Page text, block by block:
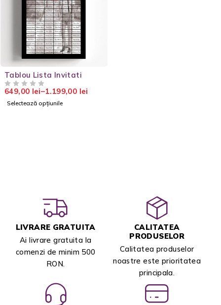
Tablou Lista Invitati
649,00 lei–1.199,00 lei
Selectează opțiunile
LIVRARE GRATUITA
Ai livrare gratuita la
comenzi de minim 500
RON.
CALITATEA
PRODUSELOR
Calitatea produselor
noastre este prioritatea
principala.